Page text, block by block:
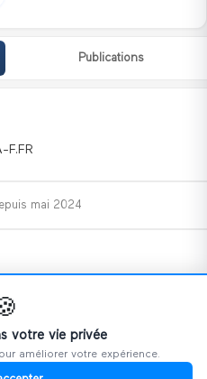
Publications
F.FR
mai 2024
ajouté d'informations.
votre vie privée
améliorer votre expérience.